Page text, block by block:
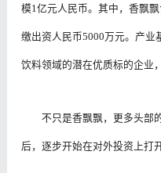
模1亿元人民币。其中，香飘
缴出资人民币5000万元。产业
饮料领域的潜在优质标的企业
不只是香飘飘，更多头部
后，逐步开始在对外投资上打